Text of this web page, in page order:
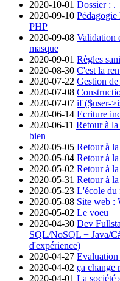
2020-10-01 Dossier : .
2020-09-10
PHP
2020-09-08 Validation
masque
2020-09-01 Règles
2020-08-30 C'est la
2020-07-22 Gestion
2020-07-08
2020-07-07 if ($user-
2020-06-14 Ecriture
2020-06-11 Retour à
bien
2020-05-05 Retour à
2020-05-04 Retour à
2020-05-02 Retour à
2020-05-31 Retour à
2020-05-23 L'école du
2020-05-08 Site web :
2020-05-02 Le voeu
2020-04-30 Dev
SQL/NoSQL + Java/
d'expérience)
2020-04-27 Evaluation
2020-04-02 ça change
2020-04-01 La société